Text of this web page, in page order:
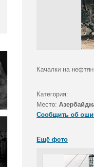
Качалки на
Категория:
Место:
Сообщить об
Ещё фото